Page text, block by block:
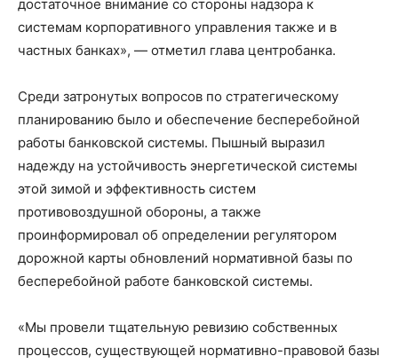
достаточное внимание со стороны надзора к
системам корпоративного управления также и в
частных банках», — отметил глава центробанка.
Среди затронутых вопросов по стратегическому
планированию было и обеспечение бесперебойной
работы банковской системы. Пышный выразил
надежду на устойчивость энергетической системы
этой зимой и эффективность систем
противовоздушной обороны, а также
проинформировал об определении регулятором
дорожной карты обновлений нормативной базы по
бесперебойной работе банковской системы.
«Мы провели тщательную ревизию собственных
процессов, существующей нормативно-правовой базы